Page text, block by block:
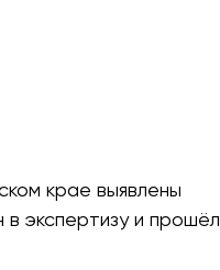
крае выявлены
экспертизу и прошёл